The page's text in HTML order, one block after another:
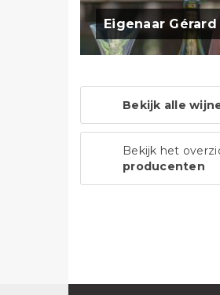
Eigenaar Gérard
Bekijk alle
Bekijk het
producenten